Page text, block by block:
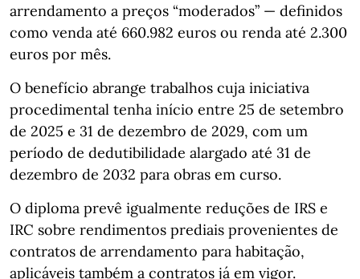
arrendamento a preços “moderados” — definidos
como venda até 660.982 euros ou renda até 2.300
euros por mês.
O benefício abrange trabalhos cuja iniciativa
procedimental tenha início entre 25 de setembro
de 2025 e 31 de dezembro de 2029, com um
período de dedutibilidade alargado até 31 de
dezembro de 2032 para obras em curso.
O diploma prevê igualmente reduções de IRS e
IRC sobre rendimentos prediais provenientes de
contratos de arrendamento para habitação,
aplicáveis também a contratos já em vigor.